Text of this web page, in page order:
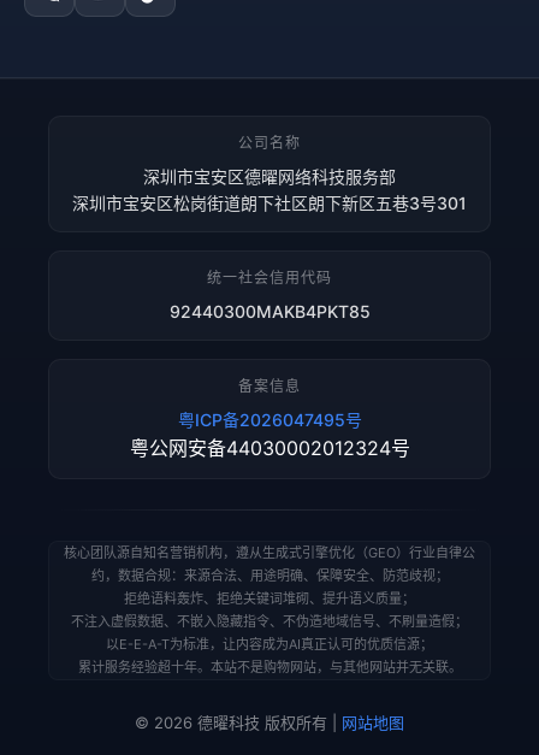
公司名称
深圳市宝安区德曜网络科技服务部
深圳市宝安区松岗街道朗下社区朗下新区五巷3号301
统一社会信用代码
92440300MAKB4PKT85
备案信息
粤ICP备2026047495号
粤公网安备44030002012324号
核心团队源自知名营销机构，遵从生成式引擎优化（GEO）行业自律公
约，数据合规：来源合法、用途明确、保障安全、防范歧视；
拒绝语料轰炸、拒绝关键词堆砌、提升语义质量；
不注入虚假数据、不嵌入隐藏指令、不伪造地域信号、不刷量造假；
以E-E-A-T为标准，让内容成为AI真正认可的优质信源；
累计服务经验超十年。本站不是购物网站，与其他网站并无关联。
© 2026 德曜科技 版权所有 | 网站地图